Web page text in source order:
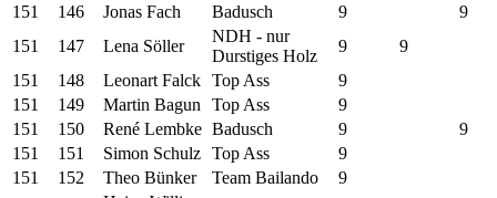
151
146 Jonas Fach Badusch 9
9
151
147 Lena Söller
NDH - nur
Durstiges Holz
9
9
151
148 Leonart Falck Top Ass
9
151
149 Martin Bagun Top Ass
9
151
150 René Lembke Badusch 9
9
151
151 Simon Schulz Top Ass
9
151
152 Theo Bünker Team Bailando
9